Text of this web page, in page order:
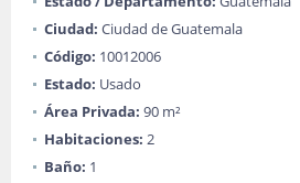
Ciudad: Ciudad de Guatemala
Código: 10012006
Estado: Usado
Área Privada: 90 m²
Habitaciones: 2
Baño: 1